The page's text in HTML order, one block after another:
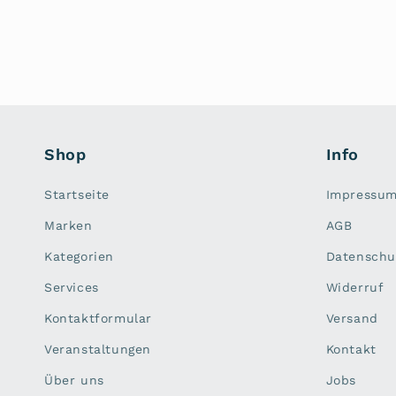
Shop
Startseite
Marken
Kategorien
Services
Kontaktformular
Veranstaltungen
Über uns
Info
Impressum
AGB
Widerruf
Versand
Kontakt
Jobs